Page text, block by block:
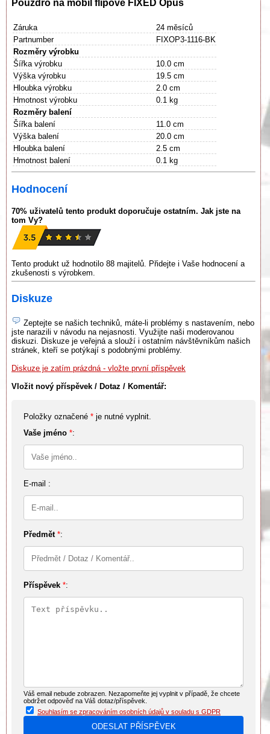
Pouzdro na mobil flipové FIXED Opus
Záruka
24 měsíců
Partnumber
FIXOP3-1116-BK
Rozměry výrobku
Šířka výrobku
10.0 cm
Výška výrobku
19.5 cm
Hloubka výrobku
2.0 cm
Hmotnost výrobku
0.1 kg
Rozměry balení
Šířka balení
11.0 cm
Výška balení
20.0 cm
Hloubka balení
2.5 cm
Hmotnost balení
0.1 kg
Hodnocení
70% uživatelů tento produkt doporučuje ostatním. Jak jste na
tom Vy?
Tento produkt už hodnotilo 88 majitelů. Přidejte i Vaše hodnocení a
zkušenosti s výrobkem.
Diskuze
Zeptejte se našich techniků, máte-li problémy s nastavením, nebo
jste narazili v návodu na nejasnosti. Využijte naši moderovanou
diskuzi. Diskuze je veřejná a slouží i ostatním návštěvníkům našich
stránek, kteří se potýkají s podobnými problémy.
Diskuze je zatím prázdná - vložte první příspěvek
Vložit nový příspěvek / Dotaz / Komentář:
Položky označené * je nutné vyplnit.
Vaše jméno *:
E-mail :
Předmět *:
Příspěvek *:
Váš email nebude zobrazen. Nezapomeňte jej vyplnit v případě, že chcete
obdržet odpověď na Váš dotaz/příspěvek.
Souhlasím se zpracováním osobních údajů v souladu s GDPR